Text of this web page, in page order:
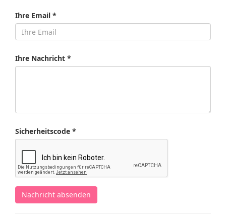
Ihre Email *
Ihre Nachricht *
Sicherheitscode *
Nachricht absenden